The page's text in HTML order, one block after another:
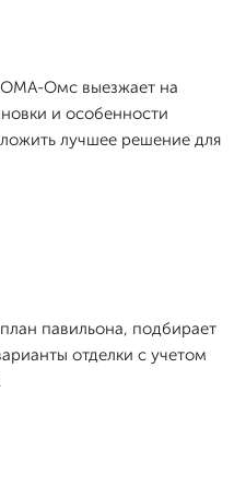
Омс выезжает на
и особенности
лучшее решение для
павильона, подбирает
отделки с учетом